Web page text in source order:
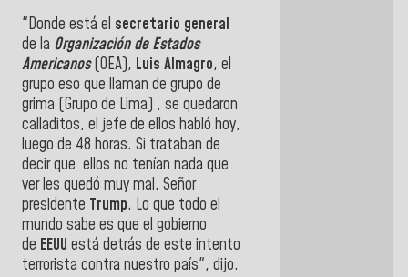
"Donde está el secretario general
de la Organización de Estados
Americanos(OEA), Luis Almagro, el
grupo eso que llaman de grupo de
grima (Grupo de Lima) , se quedaron
calladitos, el jefe de ellos habló hoy,
luego de 48 horas. Si trataban de
decir que ellos no tenían nada que
ver les quedó muy mal. Señor
presidente Trump. Lo que todo el
mundo sabe es que el gobierno
de EEUU está detrás de este intento
terrorista contra nuestro país", dijo.